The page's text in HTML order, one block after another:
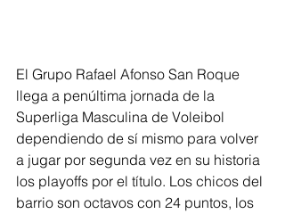
El Grupo Rafael Afonso San Roque
llega a penúltima jornada de la
Superliga Masculina de Voleibol
dependiendo de sí mismo para volver
a jugar por segunda vez en su historia
los playoffs por el título. Los chicos del
barrio son octavos con 24 puntos, los